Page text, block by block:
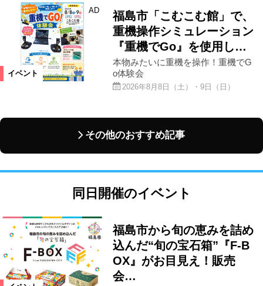
イベント
AD
福島市「こむこむ館」で、
重機操作シミュレーション
『重機でGo』を使用し…
本物みたいに重機を操作！重機でG
o体験会
2026年8月8日（土）・9日（日）
その他のおすすめ記事
同日開催のイベント
福島市から旬の恵みを詰め
込んだ“旬の宝石箱”『F-B
OX』がお目見え！販売
会…